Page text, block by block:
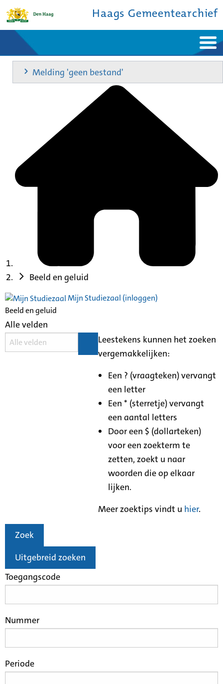
Haags Gemeentearchief
Home
Nieuws
Ontdek de stad
De studiezaal
Bronnen en collecties
Melding 'geen bestand'
Beeld en geluid
Mijn Studiezaal (inloggen)
Beeld en geluid
Alle velden
Leestekens kunnen het zoeken
vergemakkelijken:
Een ? (vraagteken) vervangt
een letter
Een * (sterretje) vervangt
een aantal letters
Door een $ (dollarteken)
voor een zoekterm te
zetten, zoekt u naar
woorden die op elkaar
lijken.
Meer zoektips vindt u hier.
Zoek
Uitgebreid zoeken
Toegangscode
Nummer
Periode